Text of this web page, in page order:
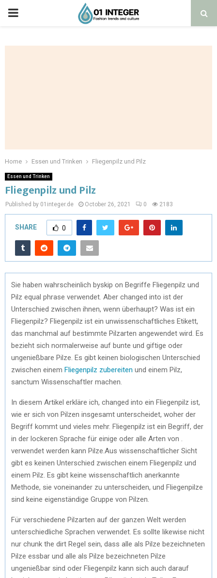
Home Essen und Trinken Fliegenpilz und Pilz
Essen und Trinken
Fliegenpilz und Pilz
Published by 01integer.de October 26, 2021 0 2183
SHARE 0
Sie haben wahrscheinlich byskip on Begriffe Fliegenpilz und
Pilz equal phrase verwendet. Aber changed into ist der
Unterschied zwischen ihnen, wenn überhaupt? Was ist ein
Fliegenpilz? Fliegenpilz ist ein unwissenschaftliches Etikett,
das manchmal auf bestimmte Pilzarten angewendet wird. Es
bezieht sich normalerweise auf bunte und giftige oder
ungenießbare Pilze. Es gibt keinen biologischen Unterschied
zwischen einem Fliegenpilz zubereiten und einem Pilz,
sanctum Wissenschaftler machen.
In diesem Artikel erkläre ich, changed into ein Fliegenpilz ist,
wie er sich von Pilzen insgesamt unterscheidet, woher der
Begriff kommt und vieles mehr. Fliegenpilz ist ein Begriff, der
in der lockeren Sprache für einige oder alle Arten von .
verwendet werden kann Pilze.Aus wissenschaftlicher Sicht
gibt es keinen Unterschied zwischen einem Fliegenpilz und
einem Pilz. Es gibt keine wissenschaftlich anerkannte
Methode, sie voneinander zu unterscheiden, und Fliegenpilze
sind keine eigenständige Gruppe von Pilzen.
Für verschiedene Pilzarten auf der ganzen Welt werden
unterschiedliche Sprachen verwendet. Es sollte likewise nicht
nur chunk the dirt Regel sein, dass alle als Pilze bezeichneten
Pilze essbar und alle als Pilze bezeichneten Pilze
ungenießbar sind oder Fliegenpilz kann sich auch darauf